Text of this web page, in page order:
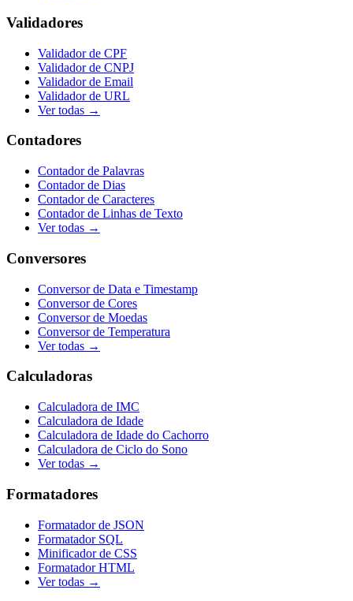
Validadores
Validador de CPF
Validador de CNPJ
Validador de Email
Validador de URL
Ver todas →
Contadores
Contador de Palavras
Contador de Dias
Contador de Caracteres
Contador de Linhas de Texto
Ver todas →
Conversores
Conversor de Data e Timestamp
Conversor de Cores
Conversor de Moedas
Conversor de Temperatura
Ver todas →
Calculadoras
Calculadora de IMC
Calculadora de Idade
Calculadora de Idade do Cachorro
Calculadora de Ciclo do Sono
Ver todas →
Formatadores
Formatador de JSON
Formatador SQL
Minificador de CSS
Formatador HTML
Ver todas →